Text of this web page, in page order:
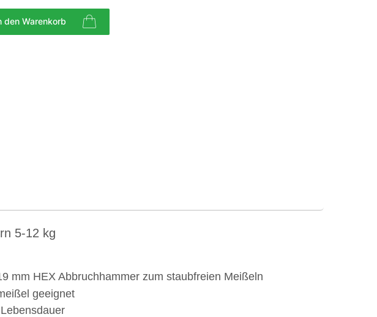
den Warenkorb
5-12 kg
mm HEX Abbruchhammer zum staubfreien Meißeln
geeignet